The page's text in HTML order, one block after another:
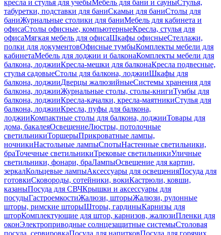
кресла и стулья для учебыМебель для бани и сауныСтулья,
табуретки, подставки для баниСкамьи для баниСтолы для
баниЖурнальные столики для баниМебель для кабинета и
офисаСтолы офисные, компьютерныеКресла, стулья для
офисаМягкая мебель для офисаШкафы офисныеСтеллажи,
полки для документовОфисные тумбыКомплекты мебели для
кабинетаМебель для лоджии и балконаКомплекты мебели для
балкона, лоджииКресла-мешки для балконаКресла подвесные,
стулья садовыеСтолы для балкона, лоджииШкафы для
балкона, лоджииДверцы жалюзийныеСистемы хранения для
балкона, лоджииЖурнальные столы, столы-книгиТумбы для
балкона, лоджииКресла-качалки, кресла-маятникиСтулья для
балкона, лоджииКресла, пуфы для балкона,
лоджииКомпактные столы для балкона, лоджииТовары для
дома, бакалеяОсвещениеЛюстры, потолочные
светильникиТоршерыПрикроватные лампы,
ночникиНастольные лампыСпотыНастенные светильники,
браТочечные светильникиТрековые светильникиУличные
светильники, фонари, браЛампыОсвещение для картин,
зеркалКольцевые лампыАксессуары для освещенияПосуда для
готовкиСковороды, сотейники, вокиКастрюли, ковши,
казаныПосуда для СВЧКрышки и аксессуары для
посудыГастроемкостиЖалюзи, шторыЖалюзи, рулонные
шторы, римские шторыШторы, гардиныКарнизы для
шторКомплектующие для штор, карнизов, жалюзиПленки для
оконЭлектроприводные солнцезащитные системыСтоловая
посуда, сервировкаПосуда для напитковПосуда для горячих